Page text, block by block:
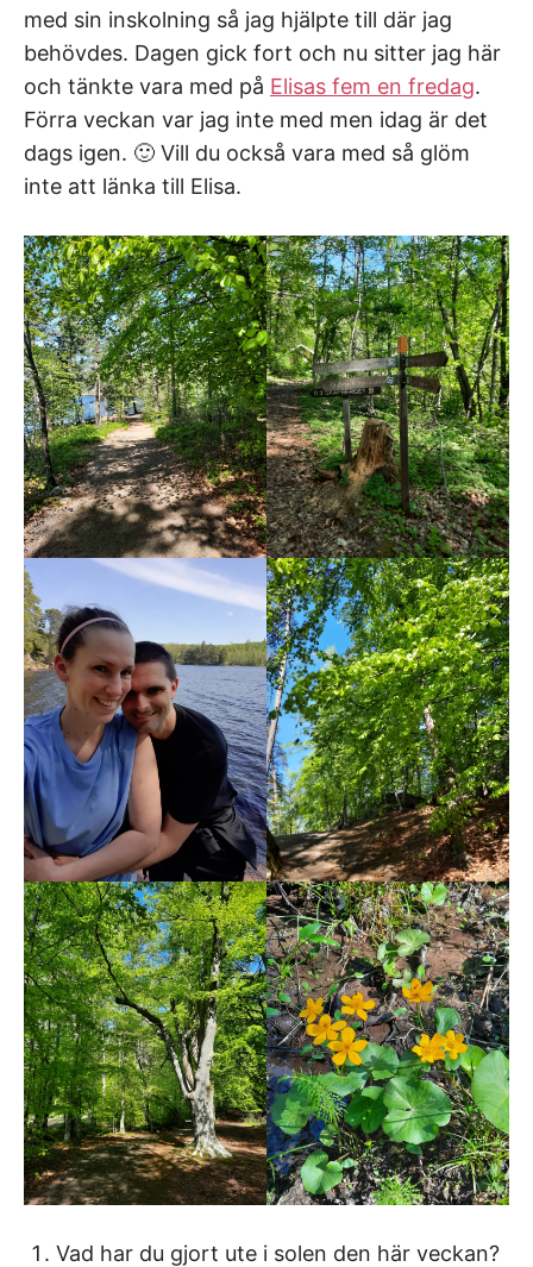
med sin inskolning så jag hjälpte till där jag
behövdes. Dagen gick fort och nu sitter jag här
och tänkte vara med på Elisas fem en fredag.
Förra veckan var jag inte med men idag är det
dags igen. 🙂 Vill du också vara med så glöm
inte att länka till Elisa.
Vad har du gjort ute i solen den här veckan?